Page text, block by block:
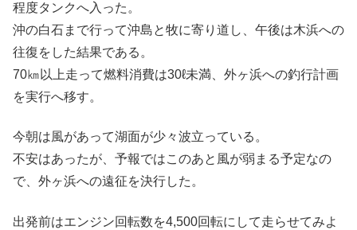
程度タンクへ入った。
沖の白石まで行って沖島と牧に寄り道し、午後は木浜への
往復をした結果である。
70㎞以上走って燃料消費は30ℓ未満、外ヶ浜への釣行計画
を実行へ移す。
今朝は風があって湖面が少々波立っている。
不安はあったが、予報ではこのあと風が弱まる予定なの
で、外ヶ浜への遠征を決行した。
出発前はエンジン回転数を4,500回転にして走らせてみよ